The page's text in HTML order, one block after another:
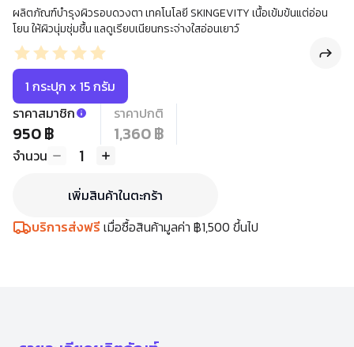
ผลิตภัณฑ์บำรุงผิวรอบดวงตา เทคโนโลยี SKINGEVITY เนื้อเข้มข้นแต่อ่อน
โยน ให้ผิวนุ่มชุ่มชื้น แลดูเรียบเนียนกระจ่างใสอ่อนเยาว์
1 กระปุก x 15 กรัม
ราคาสมาชิก
950 ฿
ราคาปกติ
1,360 ฿
จำนวน 1
เพิ่มสินค้าในตะกร้า
บริการส่งฟรีเมื่อซื้อสินค้ามูลค่า ฿1,500 ขึ้นไป